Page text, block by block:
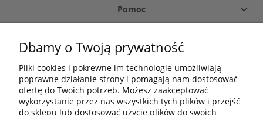
Pomoc
O firmie
Moje konto
Dbamy o Twoją prywatność
Pliki cookies i pokrewne im technologie umożliwiają
poprawne działanie strony i pomagają nam dostosować
ofertę do Twoich potrzeb. Możesz zaakceptować
wykorzystanie przez nas wszystkich tych plików i przejść
do sklepu lub dostosować użycie plików do swoich